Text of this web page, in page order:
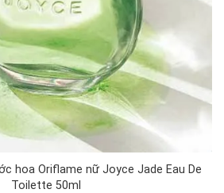
hoa Oriflame nữ Joyce Jade Eau De
Toilette 50ml